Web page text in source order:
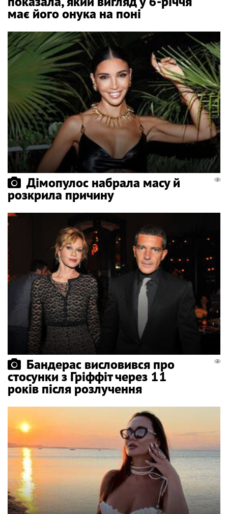
має його онука на поні
Дімопулос набрала масу й
розкрила причину
Бандерас висловився про
стосунки з Гріффіт через 11
років після розлучення